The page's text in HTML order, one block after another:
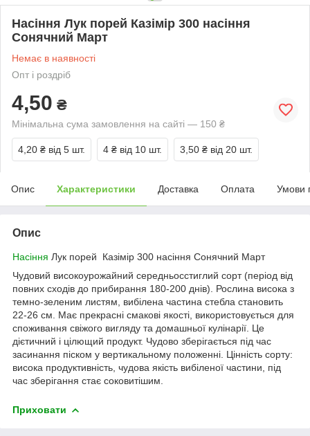
Насіння Лук порей Казімір 300 насіння
Сонячний Март
Немає в наявності
Опт і роздріб
4,50 ₴
Мінімальна сума замовлення на сайті — 150 ₴
4,20 ₴ від 5 шт. 4 ₴ від 10 шт. 3,50 ₴ від 20 шт.
Опис Характеристики Доставка Оплата Умови
Опис
Насіння Лук порей Казімір 300 насіння Сонячний Март
Чудовий високоурожайний середньосстиглий сорт (період від
повних сходів до прибирання 180-200 днів). Рослина висока з
темно-зеленим листям, вибілена частина стебла становить
22-26 см. Має прекрасні смакові якості, використовується для
споживання свіжого вигляду та домашньої кулінарії. Це
дієтичний і цілющий продукт. Чудово зберігається під час
засинання піском у вертикальному положенні. Цінність сорту:
висока продуктивність, чудова якість вибіленої частини, під
час зберігання стає соковитішим.
Приховати